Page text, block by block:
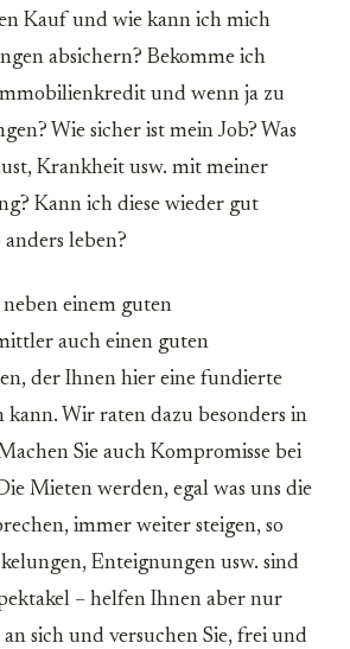
Kauf und wie kann ich mich
absichern? Bekomme ich
und wenn ja zu
Wie sicher ist mein Job? Was
Krankheit usw. mit meiner
Kann ich diese wieder gut
leben?
einem guten
auch einen guten
der Ihnen hier eine fundierte
kann. Wir raten dazu besonders in
Sie auch Kompromisse bei
Mieten werden, egal was uns die
immer weiter steigen, so
Enteignungen usw. sind
– helfen Ihnen aber nur
sich und versuchen Sie, frei und